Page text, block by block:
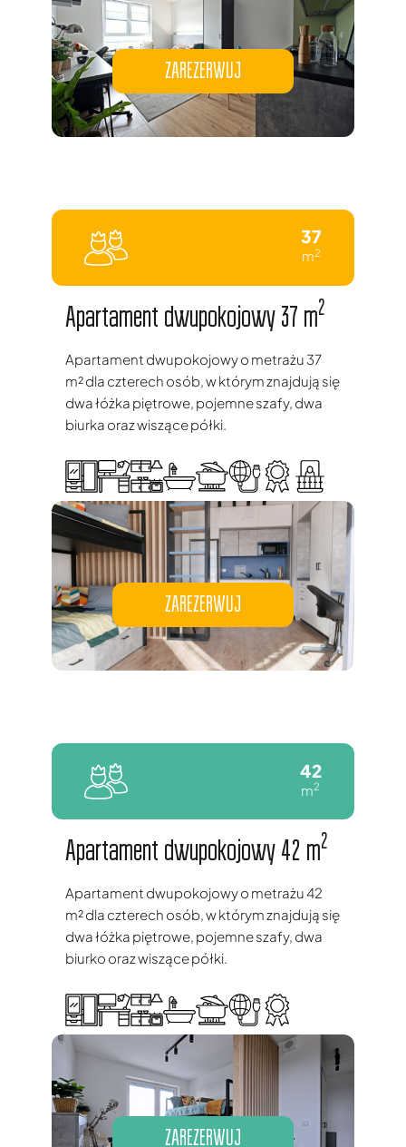
ZAREZERWUJ
37
m2
Apartament dwupokojowy 37 m2
Apartament dwupokojowy o metrażu 37
m² dla czterech osób, w którym znajdują się
dwa łóżka piętrowe, pojemne szafy, dwa
biurka oraz wiszące półki.
ZAREZERWUJ
42
m2
Apartament dwupokojowy 42 m2
Apartament dwupokojowy o metrażu 42
m² dla czterech osób, w którym znajdują się
dwa łóżka piętrowe, pojemne szafy, dwa
biurko oraz wiszące półki.
ZAREZERWUJ